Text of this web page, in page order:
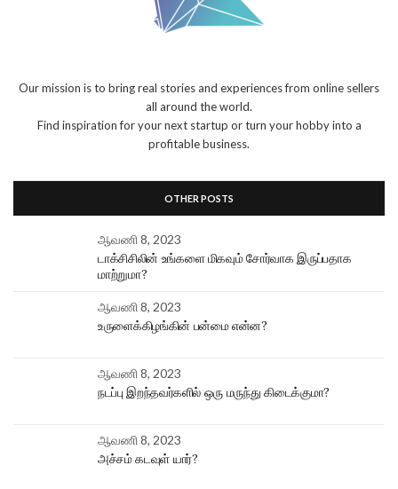
Our mission is to bring real stories and experiences from online sellers
all around the world.
Find inspiration for your next startup or turn your hobby into a
profitable business.
OTHER POSTS
ஆவணி 8, 2023
டாக்சிசிலின் உங்களை மிகவும் சோர்வாக இருப்பதாக
மாற்றுமா?
ஆவணி 8, 2023
உருளைக்கிழங்கின் பன்மை என்ன?
ஆவணி 8, 2023
நடப்பு இறந்தவர்களில் ஒரு மருந்து கிடைக்குமா?
ஆவணி 8, 2023
அச்சம் கடவுள் யார்?